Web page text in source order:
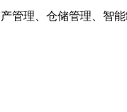
产管理、仓储管理、智